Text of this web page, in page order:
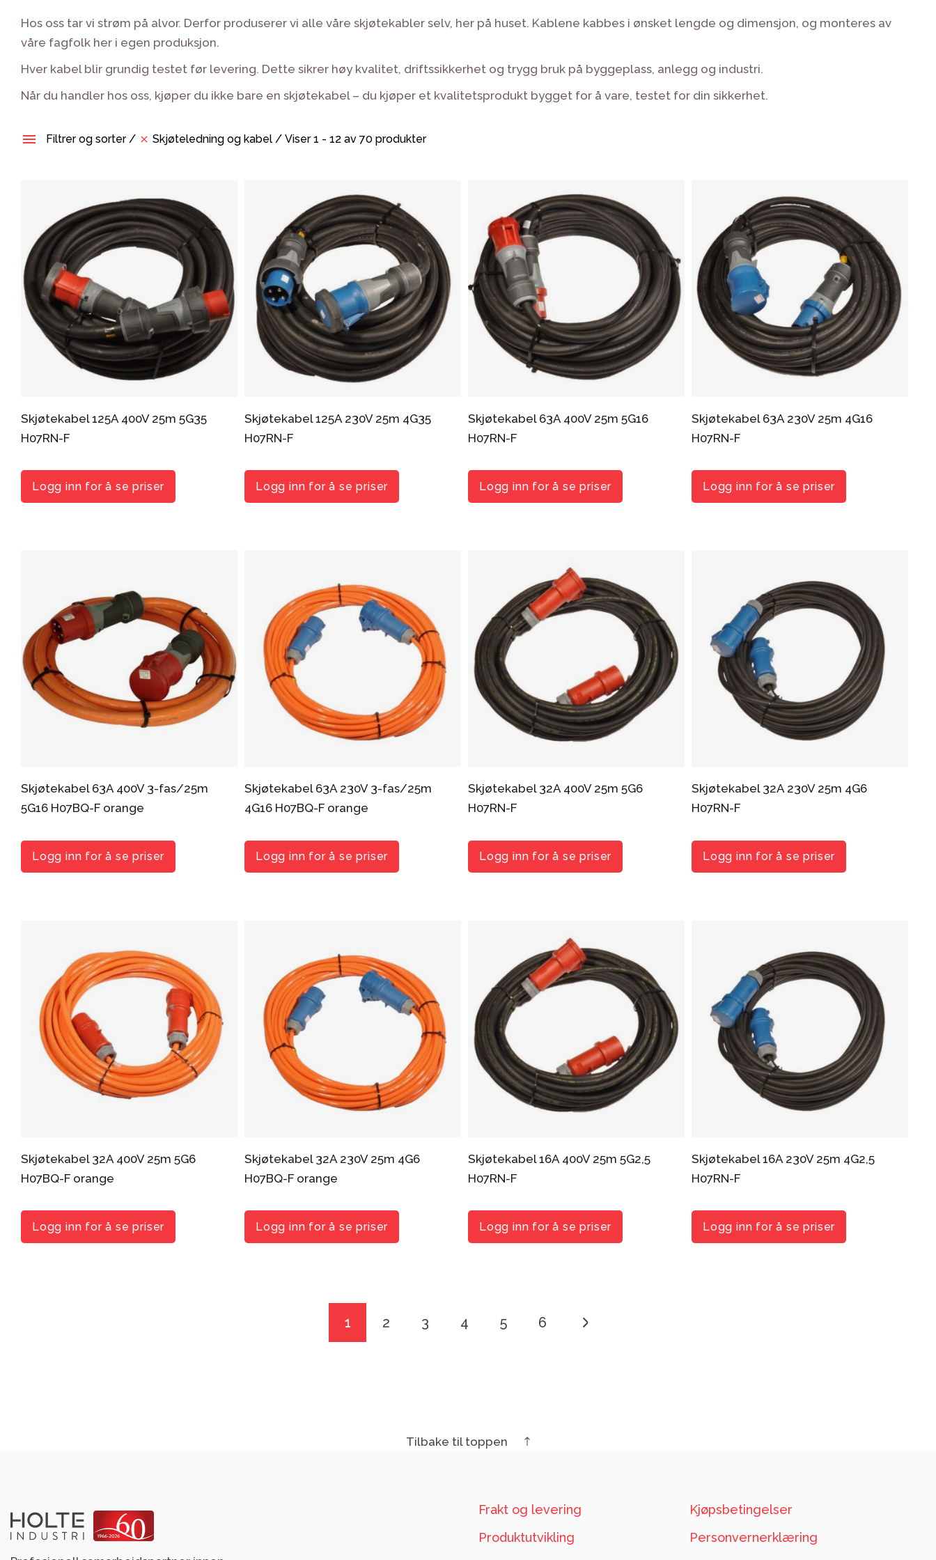
Hos oss tar vi strøm på alvor. Derfor produserer vi alle våre skjøtekabler selv, her på huset. Kablene kabbes i ønsket lengde og dimensjon, og monteres av
våre fagfolk her i egen produksjon.
Hver kabel blir grundig testet før levering. Dette sikrer høy kvalitet, driftssikkerhet og trygg bruk på byggeplass, anlegg og industri.
Når du handler hos oss, kjøper du ikke bare en skjøtekabel – du kjøper et kvalitetsprodukt bygget for å vare, testet for din sikkerhet.
Filtrer og sorter Skjøteledning og kabel Viser 1 - 12 av 70 produkter
Låsesystem og dørhengsler
Batteribank
Kabelbeskyttelse
Ex-utstyr
Solcelle-produkter
Lys
Varme & ventilasjon
Avfuktning
Bygghjelpemidler
Verktøy og testutstyr
Skjøtekabel 125A 400V 25m 5G35
H07RN-F
Logg inn for å se priser
Skjøtekabel 125A 230V 25m 4G35
H07RN-F
Logg inn for å se priser
Skjøtekabel 63A 400V 25m 5G16
H07RN-F
Logg inn for å se priser
Skjøtekabel 63A 230V 25m 4G16
H07RN-F
Logg inn for å se priser
Skjøtekabel 63A 400V 3-fas/25m
5G16 H07BQ-F orange
Logg inn for å se priser
Skjøtekabel 63A 230V 3-fas/25m
4G16 H07BQ-F orange
Logg inn for å se priser
Skjøtekabel 32A 400V 25m 5G6
H07RN-F
Logg inn for å se priser
Skjøtekabel 32A 230V 25m 4G6
H07RN-F
Logg inn for å se priser
Skjøtekabel 32A 400V 25m 5G6
H07BQ-F orange
Logg inn for å se priser
Skjøtekabel 32A 230V 25m 4G6
H07BQ-F orange
Logg inn for å se priser
Skjøtekabel 16A 400V 25m 5G2,5
H07RN-F
Logg inn for å se priser
Skjøtekabel 16A 230V 25m 4G2,5
H07RN-F
Logg inn for å se priser
1 2 3 4 5 6 →
Tilbake til toppen
Frakt og levering
Kjøpsbetingelser
Produktutvikling
Personvernerklæring